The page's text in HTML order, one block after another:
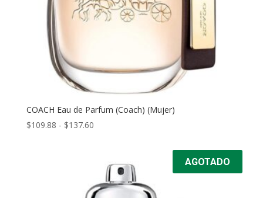
COACH Eau de Parfum (Coach) (Mujer)
$109.88 - $137.60Rango
desde
$109.88
hasta
AGOTADO